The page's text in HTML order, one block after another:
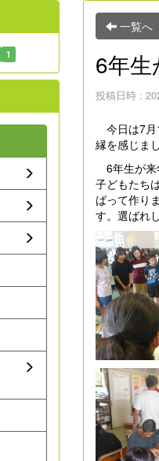
一覧へ
6年生
投稿日時 :
今日は7月
縁を感じまし
6年生が来
子どもたち
ばって作り
す。選ばれ
1